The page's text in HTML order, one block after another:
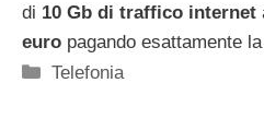
di 10 Gb di traffico internet
euro pagando esattamente
Categorie
Telefonia